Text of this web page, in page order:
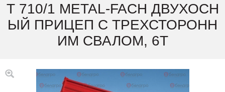
Т 710/1 METAL-FACH ДВУХОСН
ЫЙ ПРИЦЕП С ТРЕХСТОРОНН
ИМ СВАЛОМ, 6Т